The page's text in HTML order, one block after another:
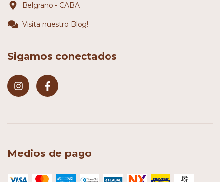
Belgrano - CABA
Visita nuestro Blog!
Sigamos conectados
Medios de pago